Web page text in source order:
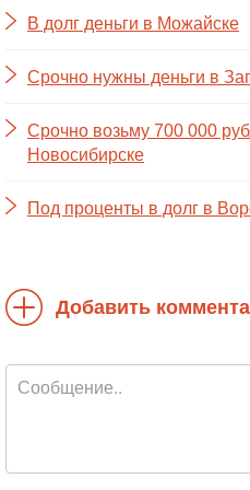
В долг деньги в Можайске
Срочно нужны деньги в
Срочно возьму 700 000
Новосибирске
Под проценты в долг в
Добавить